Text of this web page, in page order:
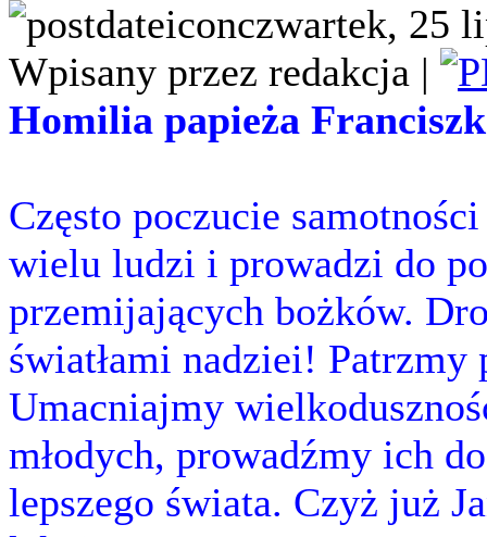
czwartek, 25
Wpisany przez redakcja |
Homilia papieża
Często poczucie
wielu ludzi i prowadzi do
przemijających bożków.
światłami nadziei!
Umacniajmy
młodych, prowadźmy ich
lepszego świata. Czyż już